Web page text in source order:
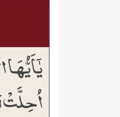
اُحِلَّتۡ